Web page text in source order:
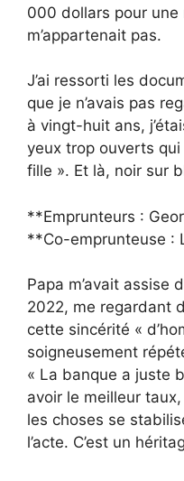
000 dollars pour une
m’appartenait pas.
J’ai ressorti les
que je n’avais pas
à vingt-huit ans,
yeux trop ouverts
fille ». Et là, noir sur
**Emprunteurs :
**Co-emprunteuse :
Papa m’avait assise
2022, me regardant
cette sincérité «
soigneusement
« La banque a juste
avoir le meilleur
les choses se
l’acte. C’est un